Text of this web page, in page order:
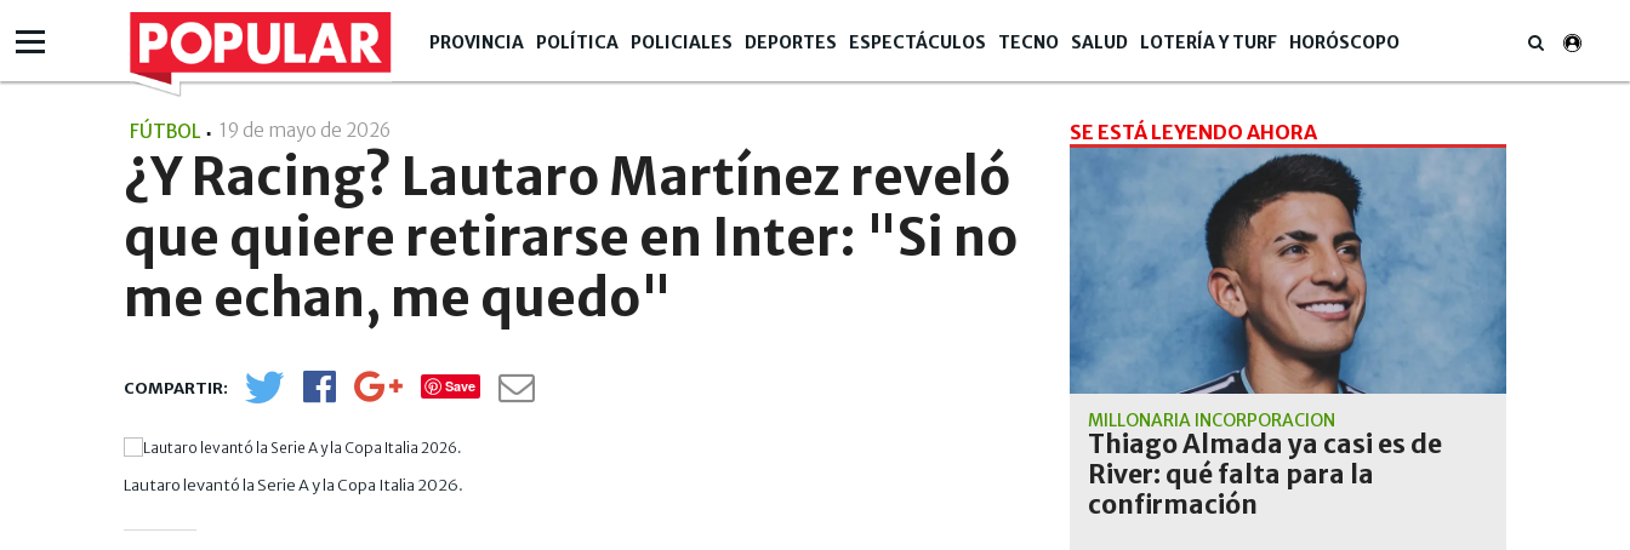
PROVINCIA POLÍTICA POLICIALES DEPORTES ESPECTÁCULOS TECNO SALUD LOTERÍA Y TURF HORÓSCOPO
FÚTBOL 19 de mayo de 2026
¿Y Racing? Lautaro Martínez reveló
que quiere retirarse en Inter: "Si no
me echan, me quedo"
Save
Lautaro levantó la Serie A y la Copa Italia 2026.
SE ESTÁ LEYENDO AHORA
MILLONARIA INCORPORACIÓN
Thiago Almada ya casi es de
River: qué falta para la
confirmación